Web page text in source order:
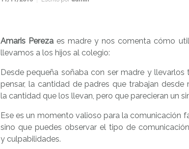
Amaris Pereza es madre y nos comenta cómo
llevamos a los hijos al colegio:
Desde pequeña soñaba con ser madre y
pensar, la cantidad de padres que trabajan
la cantidad que los llevan, pero que parecieran un
Ese es un momento valioso para la comunicación
sino que puedes observar el tipo de
y culpabilidades.